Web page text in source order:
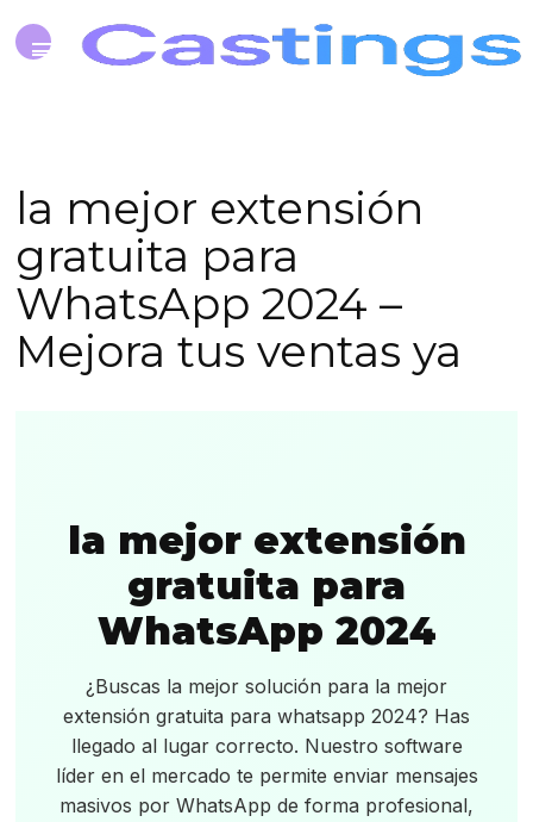
la mejor extensión
gratuita para
WhatsApp 2024 –
Mejora tus ventas ya
la mejor extensión
gratuita para
WhatsApp 2024
¿Buscas la mejor solución para la mejor
extensión gratuita para whatsapp 2024? Has
llegado al lugar correcto. Nuestro software
líder en el mercado te permite enviar mensajes
masivos por WhatsApp de forma profesional,